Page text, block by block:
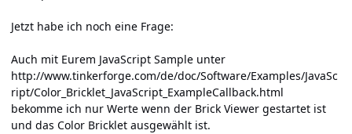
Jetzt habe ich noch eine Frage:
Auch mit Eurem JavaScript Sample unter
http://www.tinkerforge.com/de/doc/Software/Examples/JavaSc
ript/Color_Bricklet_JavaScript_ExampleCallback.html
bekomme ich nur Werte wenn der Brick Viewer gestartet ist
und das Color Bricklet ausgewählt ist.